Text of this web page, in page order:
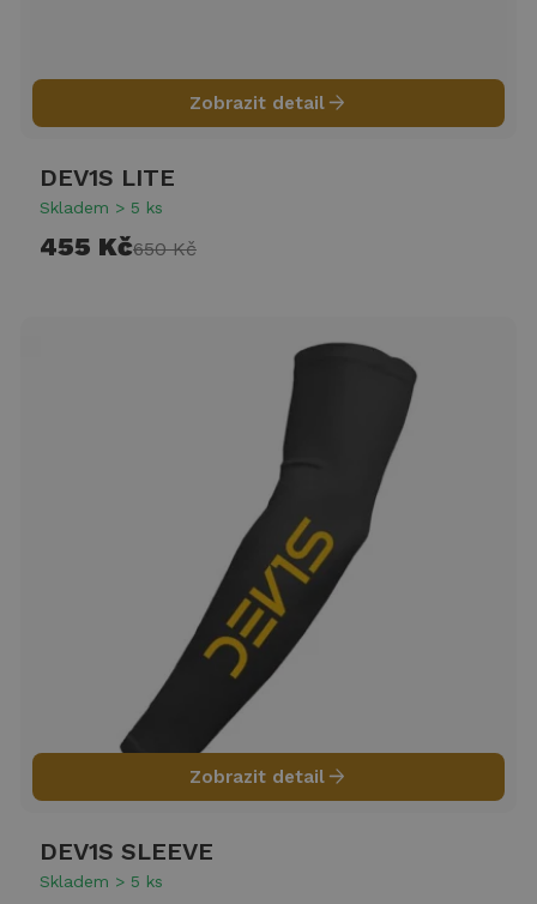
Zobrazit detailarrow_forward
DEV1S LITE
Skladem > 5 ks
455 Kč650 Kč
Zobrazit detailarrow_forward
DEV1S SLEEVE
Skladem > 5 ks